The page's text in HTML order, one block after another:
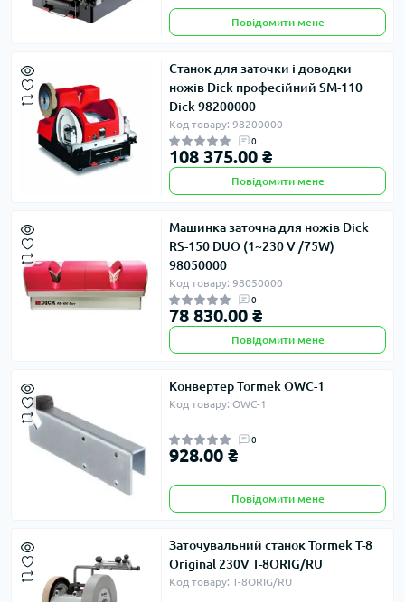
Повідомити мене
Станок для заточки і доводки
ножів Dick професійний SM-110
Dick 98200000
Код товару: 98200000
0
108 375.00 ₴
Повідомити мене
Машинка заточна для ножів Dick
RS-150 DUO (1~230 V /75W)
98050000
Код товару: 98050000
0
78 830.00 ₴
Повідомити мене
Конвертер Tormek OWC-1
Код товару: OWC-1
0
928.00 ₴
Повідомити мене
Заточувальний станок Tormek T-8
Original 230V T-8ORIG/RU
Код товару: T-8ORIG/RU